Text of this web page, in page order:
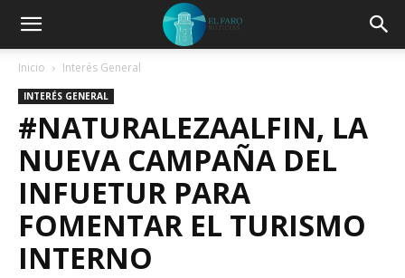
Inicio Interés General
INTERÉS GENERAL
#NATURALEZAALFIN, LA
NUEVA CAMPAÑA DEL
INFUETUR PARA
FOMENTAR EL TURISMO
INTERNO